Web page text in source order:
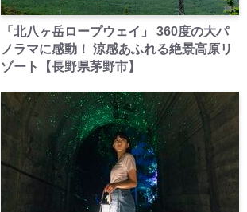
PR
「北八ヶ岳ロープウェイ」 360度の大パ
ノラマに感動！ 涼感あふれる絶景高原リ
ゾート【長野県茅野市】